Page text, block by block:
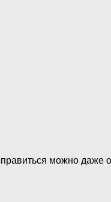
можно даже